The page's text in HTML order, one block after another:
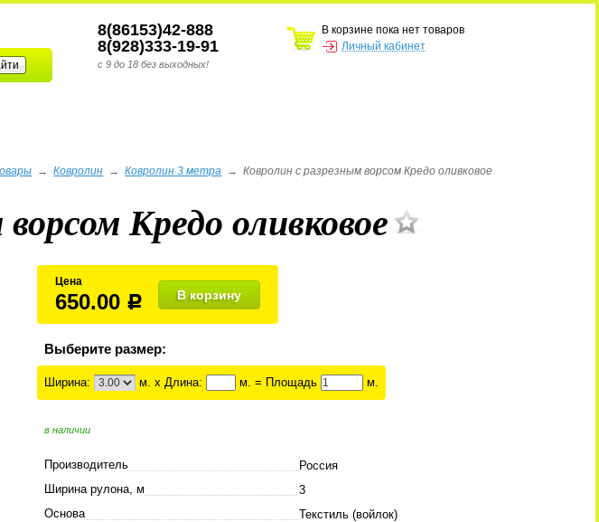
8(86153)42-888
8(928)333-19-91
с 9 до 18 без выходных!
В корзине пока нет товаров
Личный кабинет
→Ковролин →Ковролин 3 метра →Ковролин с разрезным ворсом Кредо оливковое
Кредо оливковое
Цена
650.00 Р В корзину
Выберите размер:
Ширина: м. x Длина: м. = Площадь м.
в наличии
Производитель
Россия
Ширина рулона, м
3
Основа
Текстиль (войлок)